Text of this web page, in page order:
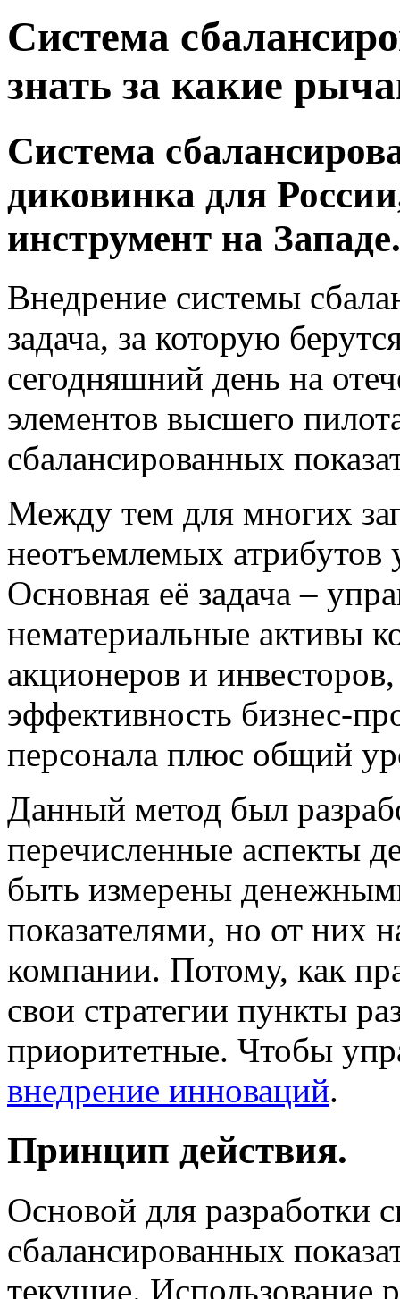
Система
знать за какие
Система
диковинка для
инструмент на Западе.
Внедрение системы
задача, за которую
сегодняшний день на
элементов высшего
сбалансированных
Между тем для многих
неотъемлемых атрибутов
Основная её задача –
нематериальные активы
акционеров и
эффективность бизнес-
персонала плюс общий
Данный метод был
перечисленные аспекты
быть измерены
показателями, но от них
компании. Потому, как
свои стратегии пункты
приоритетные. Чтобы
внедрение инноваций.
Принцип действия.
Основой для разработки
сбалансированных
текущие. Использование